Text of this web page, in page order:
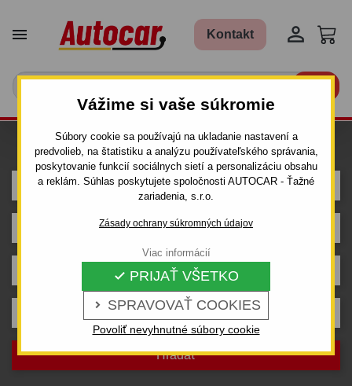
Vážime si vaše súkromie
Súbory cookie sa používajú na ukladanie nastavení a
predvolieb, na štatistiku a analýzu používateľského správania,
poskytovanie funkcií sociálnych sietí a personalizáciu obsahu
a reklám. Súhlas poskytujete spoločnosti AUTOCAR - Ťažné
zariadenia, s.r.o.
Zásady ochrany súkromných údajov
 SPRAVOVAŤ COOKIES
 PRIJAŤ VŠETKO
Povoliť nevyhnutné súbory cookie
Viac informácií
 Kontakt 
Hľadám ťažné pre auto
VOLKSWAGEN
III. (10.1991 - 07.1997)